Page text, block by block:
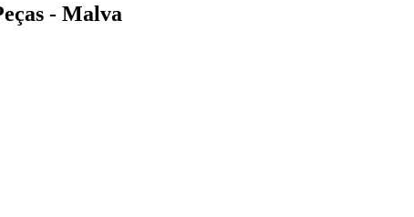
- Malva